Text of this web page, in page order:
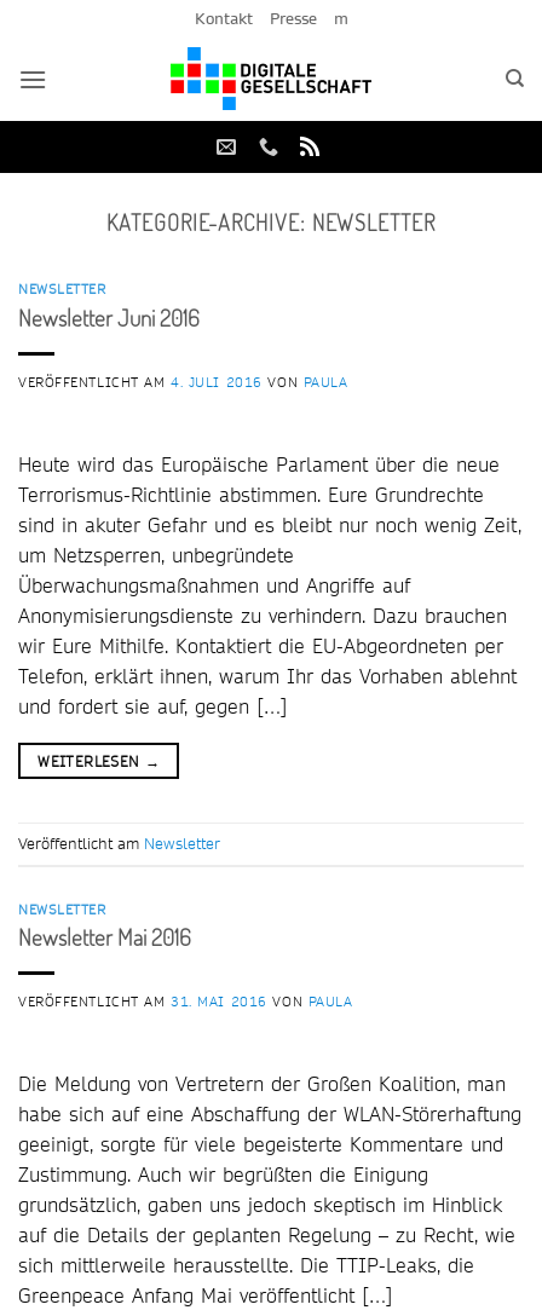
springen
Kontakt Presse m
KATEGORIE-ARCHIVE: NEWSLETTER
NEWSLETTER
Newsletter Juni 2016
VERÖFFENTLICHT AM4. JULI 2016 VON PAULA
Heute wird das Europäische Parlament über die neue
Terrorismus-Richtlinie abstimmen. Eure Grundrechte
sind in akuter Gefahr und es bleibt nur noch wenig Zeit,
um Netzsperren, unbegründete
Überwachungsmaßnahmen und Angriffe auf
Anonymisierungsdienste zu verhindern. Dazu brauchen
wir Eure Mithilfe. Kontaktiert die EU-Abgeordneten per
Telefon, erklärt ihnen, warum Ihr das Vorhaben ablehnt
und fordert sie auf, gegen […]
WEITERLESEN →
Veröffentlicht am Newsletter
NEWSLETTER
Newsletter Mai 2016
VERÖFFENTLICHT AM31. MAI 2016 VON PAULA
Die Meldung von Vertretern der Großen Koalition, man
habe sich auf eine Abschaffung der WLAN-Störerhaftung
geeinigt, sorgte für viele begeisterte Kommentare und
Zustimmung. Auch wir begrüßten die Einigung
grundsätzlich, gaben uns jedoch skeptisch im Hinblick
auf die Details der geplanten Regelung – zu Recht, wie
sich mittlerweile herausstellte. Die TTIP-Leaks, die
Greenpeace Anfang Mai veröffentlicht […]